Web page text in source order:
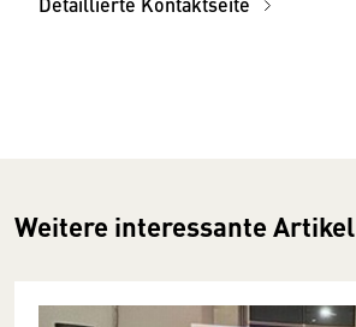
Weitere interessante Artikel